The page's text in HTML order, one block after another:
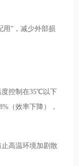
用”，减少外部损
度控制在35℃以下
（效率下降），
高温环境加剧散